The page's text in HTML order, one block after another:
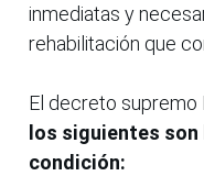
inmediatas y
rehabilitación que
El decreto supremo
los siguientes
condición: